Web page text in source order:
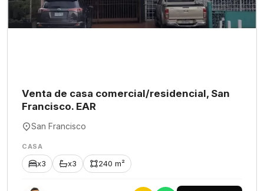
Venta de casa comercial/residencial, San
Francisco. EAR
San Francisco
CASA
x3 x3 240 m²